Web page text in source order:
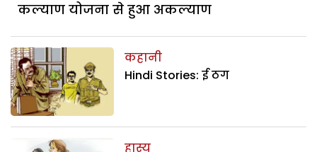
कल्याण योजना से हुआ अकल्याण
कहानी
Hindi Stories: ई ठग
हास्य